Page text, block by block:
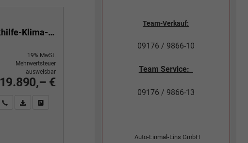
Yes 1.0 80 PS Sitzheizung-App Connect Wireless-Einparkhilfe-Klima-Sofort
19.890,– €
19% MwSt.
Mehrwertsteuer
ausweisbar
Wir rufen Sie anPDF-Fahrzeugexposé drucken
Team-Verkauf:
09176 / 9866-10
Team Service:
09176 / 9866-13
Auto-Einmal-Eins GmbH